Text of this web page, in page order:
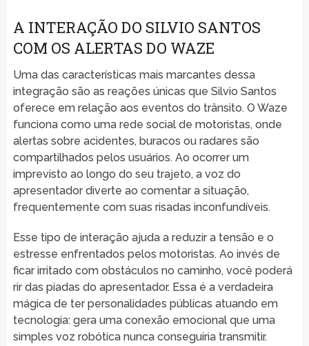
A INTERAÇÃO DO SILVIO SANTOS
COM OS ALERTAS DO WAZE
Uma das características mais marcantes dessa
integração são as reações únicas que Silvio Santos
oferece em relação aos eventos do trânsito. O Waze
funciona como uma rede social de motoristas, onde
alertas sobre acidentes, buracos ou radares são
compartilhados pelos usuários. Ao ocorrer um
imprevisto ao longo do seu trajeto, a voz do
apresentador diverte ao comentar a situação,
frequentemente com suas risadas inconfundíveis.
Esse tipo de interação ajuda a reduzir a tensão e o
estresse enfrentados pelos motoristas. Ao invés de
ficar irritado com obstáculos no caminho, você poderá
rir das piadas do apresentador. Essa é a verdadeira
mágica de ter personalidades públicas atuando em
tecnologia: gera uma conexão emocional que uma
simples voz robótica nunca conseguiria transmitir.